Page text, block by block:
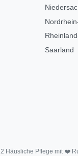
Saarland
Häusliche Pflege mit ❤️